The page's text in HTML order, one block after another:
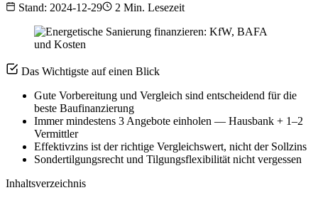
Stand: 2024-12-29
2 Min. Lesezeit
Das Wichtigste auf einen Blick
Gute Vorbereitung und Vergleich sind entscheidend für die
beste Baufinanzierung
Immer mindestens 3 Angebote einholen — Hausbank + 1–2
Vermittler
Effektivzins ist der richtige Vergleichswert, nicht der Sollzins
Sondertilgungsrecht und Tilgungsflexibilität nicht vergessen
Inhaltsverzeichnis